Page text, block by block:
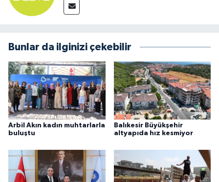
Bunlar da ilginizi çekebilir
Arbil Akın kadın muhtarlarla
buluştu
Balıkesir Büyükşehir
altyapıda hız kesmiyor